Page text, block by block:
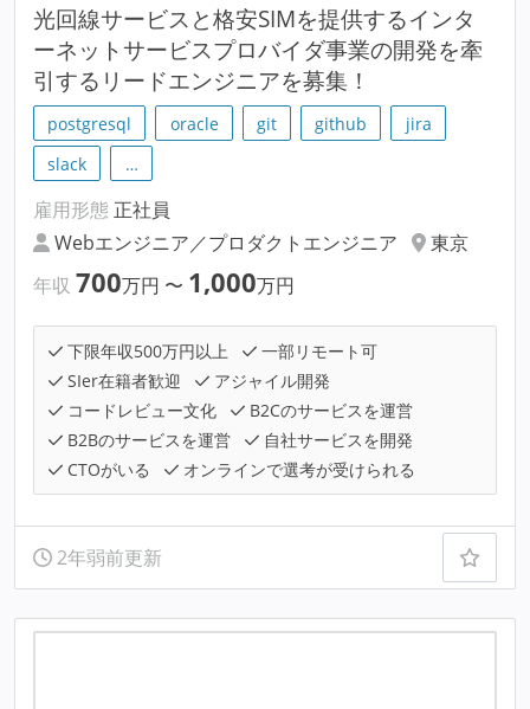
光回線サービスと格安SIMを提供するインタ
ーネットサービスプロバイダ事業の開発を牽
引するリードエンジニアを募集！
postgresql oracle git github
jira
slack
…
雇用形態 正社員
Webエンジニア／プロダクトエンジニア
東京
年収 700万円 〜 1,000万円
下限年収500万円以上
一部リモート可
SIer在籍者歓迎
アジャイル開発
コードレビュー文化
B2Cのサービスを運営
B2Bのサービスを運営
自社サービスを開発
CTOがいる
オンラインで選考が受けられる
2年弱前更新